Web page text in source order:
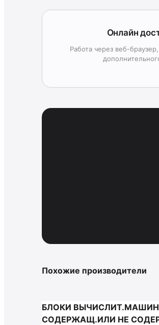
Онлайн
Работа через веб-
Похожие производители
БЛОКИ
СОДЕРЖАЩ.ИЛИ НЕ